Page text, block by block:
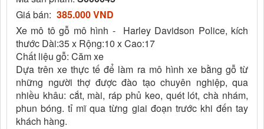
Giá bán: 385.000 VND
Xe mô tô gỗ mô hình - Harley Davidson Police, kích
thước Dài:35 x Rộng:10 x Cao:17
Chất liệu gỗ: Căm xe
Dựa trên xe thực tế để làm ra mô hình xe bằng gỗ từ
những người thợ được đào tạo chuyên nghiệp, qua
nhiều khâu: cắt, mài, ráp phủ keo, quét lót, chà nhám,
phun bóng. tỉ mĩ qua từng giai đoạn trước khi đến tay
khách hàng.